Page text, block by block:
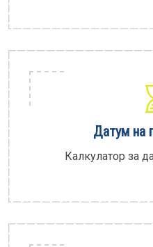
Датум на
Калкулатор за